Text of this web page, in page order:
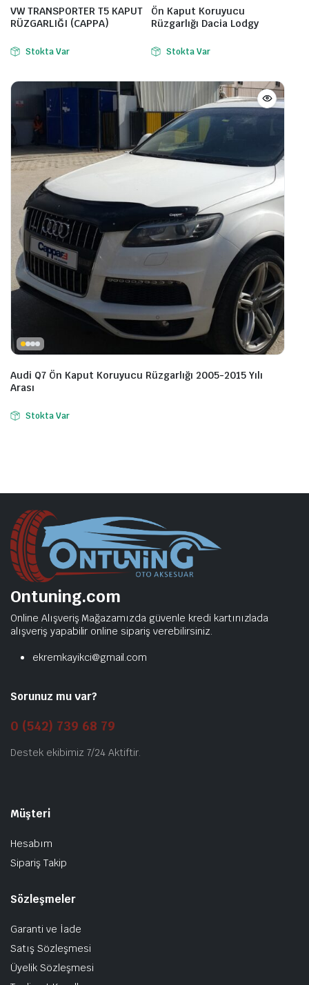
VW TRANSPORTER T5 KAPUT
RÜZGARLIĞI (CAPPA)
Stokta Var
Ön Kaput Koruyucu
Rüzgarlığı Dacia Lodgy
Stokta Var
Audi Q7 Ön Kaput Koruyucu Rüzgarlığı 2005-2015 Yılı
Arası
Stokta Var
Ontuning.com
Online Alışveriş Mağazamızda güvenle kredi kartınızlada
alışveriş yapabilir online sipariş verebilirsiniz.
ekremkayikci@gmail.com
Sorunuz mu var?
0 (542) 739 68 79
Destek ekibimiz 7/24 Aktiftir.
Müşteri
Hesabım
Sipariş Takip
Sözleşmeler
Garanti ve İade
Satış Sözleşmesi
Üyelik Sözleşmesi